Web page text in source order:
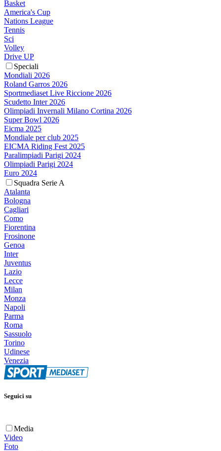
Basket
America's Cup
Nations League
Tennis
Sci
Volley
Drive UP
Speciali
Mondiali 2026
Roland Garros 2026
Sportmediaset Live Riccione 2026
Scudetto Inter 2026
Olimpiadi Invernali Milano Cortina 2026
Super Bowl 2026
Eicma 2025
Mondiale per club 2025
EICMA Riding Fest 2025
Paralimpiadi Parigi 2024
Olimpiadi Parigi 2024
Euro 2024
Squadra Serie A
Atalanta
Bologna
Cagliari
Como
Fiorentina
Frosinone
Genoa
Inter
Juventus
Lazio
Lecce
Milan
Monza
Napoli
Parma
Roma
Sassuolo
Torino
Udinese
Venezia
Seguici su
Media
Video
Foto